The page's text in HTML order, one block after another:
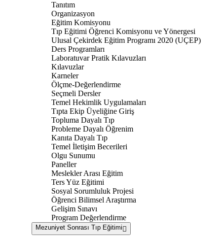
Tanıtım
Organizasyon
Eğitim Komisyonu
Tıp Eğitimi Öğrenci Komisyonu ve Yönergesi
Ulusal Çekirdek Eğitim Programı 2020 (UÇEP)
Ders Programları
Laboratuvar Pratik Kılavuzları
Kılavuzlar
Karneler
Ölçme-Değerlendirme
Seçmeli Dersler
Temel Hekimlik Uygulamaları
Tıpta Ekip Üyeliğine Giriş
Topluma Dayalı Tıp
Probleme Dayalı Öğrenim
Kanıta Dayalı Tıp
Temel İletişim Becerileri
Olgu Sunumu
Paneller
Meslekler Arası Eğitim
Ters Yüz Eğitimi
Sosyal Sorumluluk Projesi
Öğrenci Bilimsel Araştırma
Gelişim Sınavı
Program Değerlendirme
Mezuniyet Sonrası Tıp Eğitimi